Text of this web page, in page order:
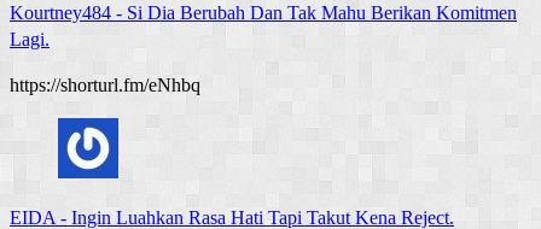
Kourtney484 - Si Dia Berubah Dan Tak Mahu Berikan Komitmen
Lagi.
https://shorturl.fm/eNhbq
EIDA - Ingin Luahkan Rasa Hati Tapi Takut Kena Reject.